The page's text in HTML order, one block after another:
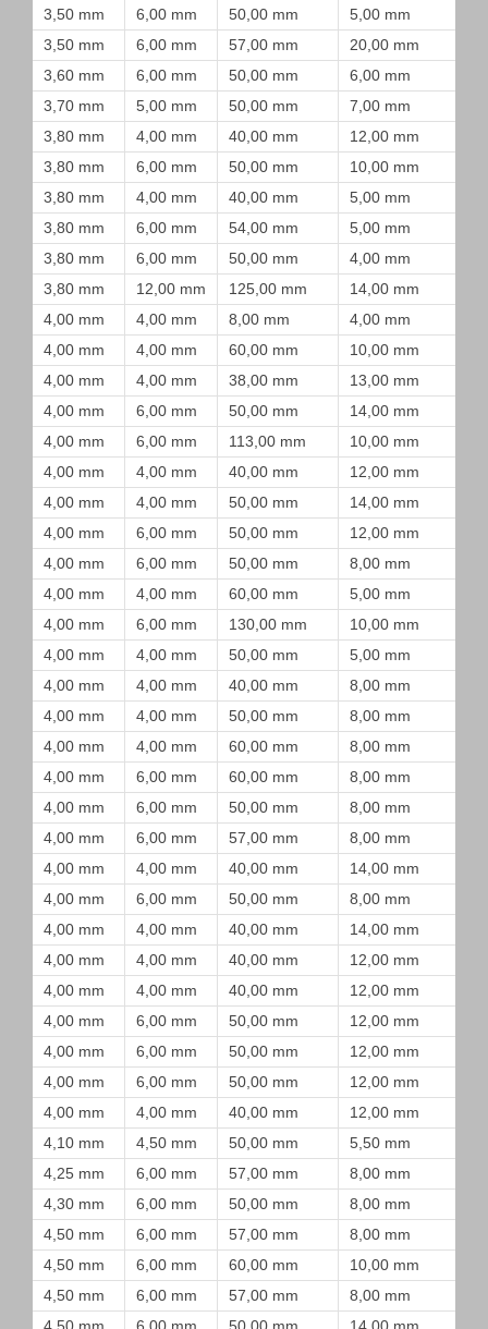
3,50 mm 6,00 mm 50,00 mm
5,00 mm
3,50 mm
6,00 mm 57,00 mm
20,00 mm
3,60 mm
6,00 mm 50,00 mm
6,00 mm
3,70 mm
5,00 mm 50,00 mm
7,00 mm
3,80 mm
4,00 mm 40,00 mm
12,00 mm
3,80 mm
6,00 mm 50,00 mm
10,00 mm
3,80 mm
4,00 mm 40,00 mm
5,00 mm
3,80 mm
6,00 mm 54,00 mm
5,00 mm
3,80 mm
6,00 mm 50,00 mm
4,00 mm
3,80 mm
12,00 mm 125,00 mm
14,00 mm
4,00 mm
4,00 mm 8,00 mm
4,00 mm
4,00 mm
4,00 mm 60,00 mm
10,00 mm
4,00 mm
4,00 mm 38,00 mm
13,00 mm
4,00 mm
6,00 mm 50,00 mm
14,00 mm
4,00 mm
6,00 mm 113,00 mm
10,00 mm
4,00 mm
4,00 mm 40,00 mm
12,00 mm
4,00 mm
4,00 mm 50,00 mm
14,00 mm
4,00 mm
6,00 mm 50,00 mm
12,00 mm
4,00 mm
6,00 mm 50,00 mm
8,00 mm
4,00 mm
4,00 mm 60,00 mm
5,00 mm
4,00 mm
6,00 mm 130,00 mm
10,00 mm
4,00 mm
4,00 mm 50,00 mm
5,00 mm
4,00 mm
4,00 mm 40,00 mm
8,00 mm
4,00 mm
4,00 mm 50,00 mm
8,00 mm
4,00 mm
4,00 mm 60,00 mm
8,00 mm
4,00 mm
6,00 mm 60,00 mm
8,00 mm
4,00 mm
6,00 mm 50,00 mm
8,00 mm
4,00 mm
6,00 mm 57,00 mm
8,00 mm
4,00 mm
4,00 mm 40,00 mm
14,00 mm
4,00 mm
6,00 mm 50,00 mm
8,00 mm
4,00 mm
4,00 mm 40,00 mm
14,00 mm
4,00 mm
4,00 mm 40,00 mm
12,00 mm
4,00 mm
4,00 mm 40,00 mm
12,00 mm
4,00 mm
6,00 mm 50,00 mm
12,00 mm
4,00 mm
6,00 mm 50,00 mm
12,00 mm
4,00 mm
6,00 mm 50,00 mm
12,00 mm
4,00 mm
4,00 mm 40,00 mm
12,00 mm
4,10 mm
4,50 mm 50,00 mm
5,50 mm
4,25 mm
6,00 mm 57,00 mm
8,00 mm
4,30 mm
6,00 mm 50,00 mm
8,00 mm
4,50 mm
6,00 mm 57,00 mm
8,00 mm
4,50 mm
6,00 mm 60,00 mm
10,00 mm
4,50 mm
6,00 mm 57,00 mm
8,00 mm